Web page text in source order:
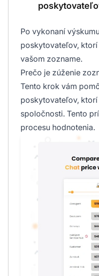
Po vykonaní
poskytovateľov,
vašom zozname.
Prečo je zúženie
Tento krok vám
poskytovateľov,
spoločnosti. Tento
procesu hodnotenia.